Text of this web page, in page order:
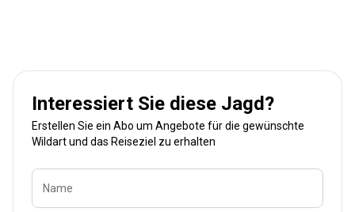
Interessiert Sie diese Jagd?
Erstellen Sie ein Abo um Angebote für die gewünschte
Wildart und das Reiseziel zu erhalten
Name